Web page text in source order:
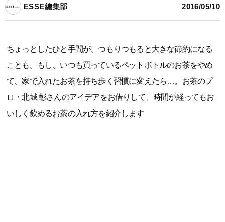
ESSE編集部 2016/05/10
ちょっとしたひと手間が、つもりつもると大きな節約になる
ことも。もし、いつも買っているペットボトルのお茶をやめ
て、家で入れたお茶を持ち歩く習慣に変えたら…。お茶のプ
ロ・北城 彰さんのアイデアをお借りして、時間が経ってもお
いしく飲めるお茶の入れ方を紹介します